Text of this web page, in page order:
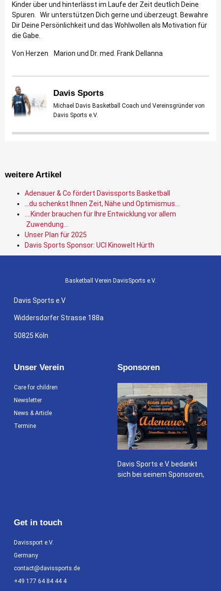
Kinder über und hinterlässt im Laufe der Zeit deutlich Deine
Spuren. Wir unterstützen Dich gerne und überzeugt. Bewahre
Dir Deine Persönlichkeit und das Wohlwollen als Motivation für
die Gabe.
Von Herzen Marion und Dr. med. Frank Dellanna
Davis Sports
Michael Davis Basketball Coach und Vereinsgründer von
Davis Sports e.V.
weitere Artikel
Adenauer & Co fördert Davissports Basketball
…du schenkst Ihnen Zeit, Nähe und Optimismus…
….Kinder brauchen für Ihre Entwicklung vor allem
Zuwendung…
Unser Plan für 2025
Davis Sports Sponsor: UCI Kinowelt Hürth
Basketball Verein DavisSports e.V.
Davis Sports e.V
Widdersdorfer Strasse 188a
50825 Köln
Unser Verein
Care for children
Newsletter
News & Article
Termine
Sponsoren
Davis Sports e.V. bedankt
sich bei seinem Sponsoren,
Get in touch
Davissport e.V.
Germany
contact@davissports.de
+49 177 64 84 44 4